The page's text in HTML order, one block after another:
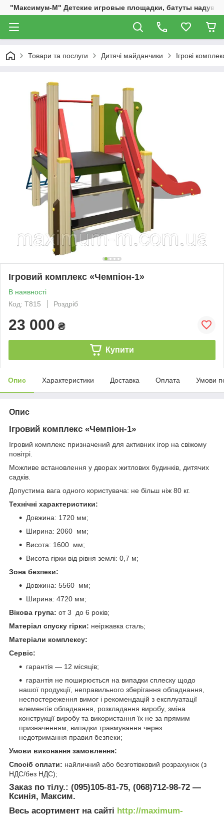
"Максимум-М" Детские игровые площадки, батуты
Товари та послуги Дитячі майданчики Ігрові
Ігровий комплекс «Чемпіон-1»
В наявності
Код: T815
Роздріб
23 000 ₴
Купити
Опис Характеристики Доставка Оплата Умови
Опис
Ігровий комплекс «Чемпіон-1»
Ігровий комплекс призначений для активних ігор на свіжому
повітрі.
Можливе встановлення у дворах житлових будинків, дитячих
садків.
Допустима вага одного користувача: не більш ніж 80 кг.
Технічні характеристики:
Довжина: 1720 мм;
Ширина: 2060 мм;
Висота: 1600 мм;
Висота гірки від рівня землі: 0,7 м;
Зона безпеки:
Довжина: 5560 мм;
Ширина: 4720 мм;
Вікова група: от 3 до 6 років;
Матеріал спуску гірки: неіржавка сталь;
Матеріали комплексу:
Сервіс:
гарантія — 12 місяців;
гарантія не поширюється на випадки сплеску щодо
нашої продукції, неправильного зберігання обладнання,
неспостереження вимог і рекомендацій з експлуатації
елементів обладнання, розкладання виробу, зміна
конструкції виробу та використання їх не за прямим
призначенням, випадки травмування через
недотримання правил безпеки;
Умови виконання замовлення:
Спосіб оплати: найличний або безготівковий розрахунок (з
НДС/без НДС);
Заказ по тілу.: (095)105-81-75, (068)712-98-72 —
Ксинія, Максим.
Весь асортимент на сайті http://maximum-